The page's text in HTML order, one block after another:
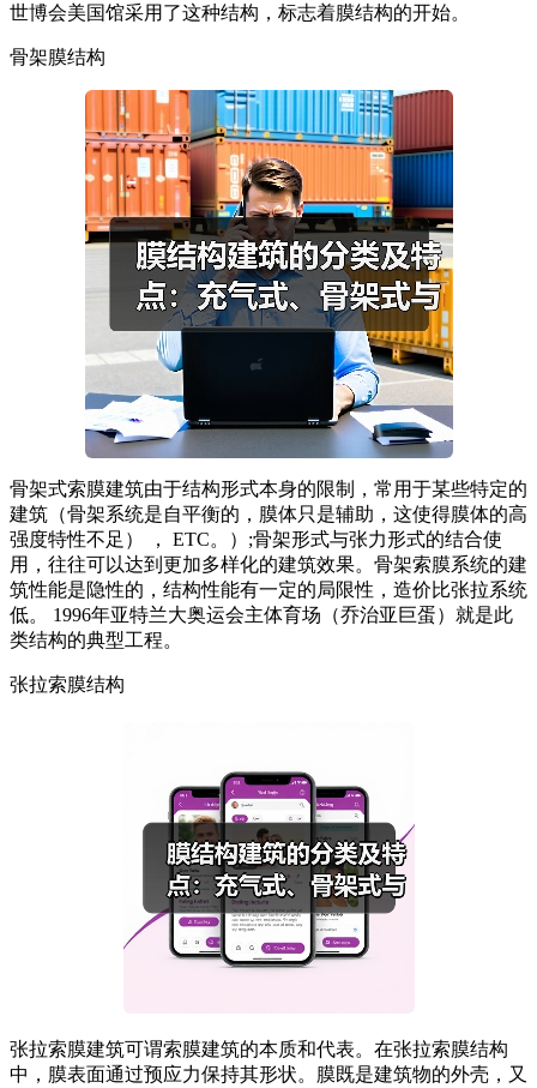
世博会美国馆采用了这种结构，标志着膜结构的开始。
骨架膜结构
骨架式索膜建筑由于结构形式本身的限制，常用于某些特定的
建筑（骨架系统是自平衡的，膜体只是辅助，这使得膜体的高
强度特性不足） ， ETC。）;骨架形式与张力形式的结合使
用，往往可以达到更加多样化的建筑效果。骨架索膜系统的建
筑性能是隐性的，结构性能有一定的局限性，造价比张拉系统
低。 1996年亚特兰大奥运会主体育场（乔治亚巨蛋）就是此
类结构的典型工程。
张拉索膜结构
张拉索膜建筑可谓索膜建筑的本质和代表。在张拉索膜结构
中，膜表面通过预应力保持其形状。膜既是建筑物的外壳，又